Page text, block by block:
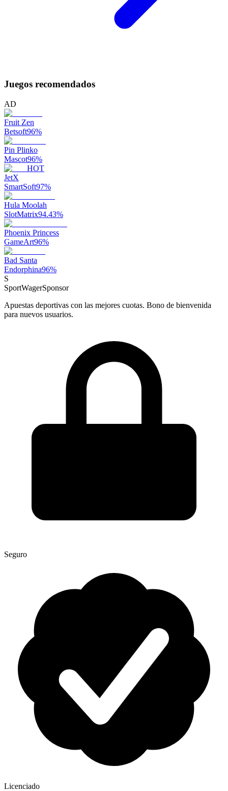
Juegos recomendados
AD
Fruit Zen
Betsoft96%
Pin Plinko
Mascot96%
HOT
JetX
SmartSoft97%
Hula Moolah
SlotMatrix94.43%
Phoenix Princess
GameArt96%
Bad Santa
Endorphina96%
S
SportWagerSponsor
Apuestas deportivas con las mejores cuotas. Bono de bienvenida
para nuevos usuarios.
Seguro
Licenciado